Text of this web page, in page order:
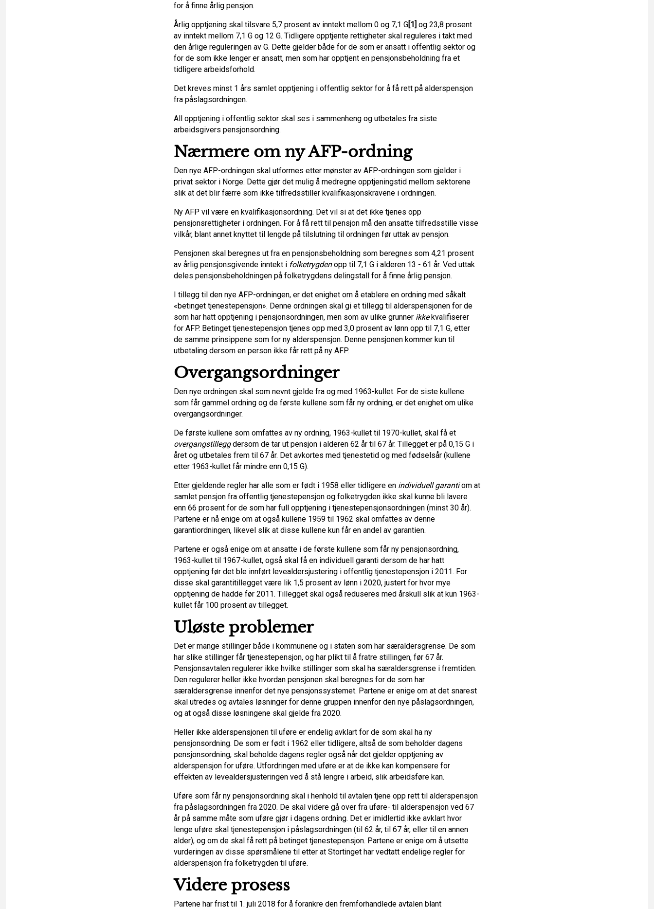
for å finne årlig pensjon.
Årlig opptjening skal tilsvare 5,7 prosent av inntekt mellom 0 og 7,1 G[1] og 23,8 prosent
av inntekt mellom 7,1 G og 12 G. Tidligere opptjente rettigheter skal reguleres i takt med
den årlige reguleringen av G. Dette gjelder både for de som er ansatt i offentlig sektor og
for de som ikke lenger er ansatt, men som har opptjent en pensjonsbeholdning fra et
tidligere arbeidsforhold.
Det kreves minst 1 års samlet opptjening i offentlig sektor for å få rett på alderspensjon
fra påslagsordningen.
All opptjening i offentlig sektor skal ses i sammenheng og utbetales fra siste
arbeidsgivers pensjonsordning.
Nærmere om ny AFP-ordning
Den nye AFP-ordningen skal utformes etter mønster av AFP-ordningen som gjelder i
privat sektor i Norge. Dette gjør det mulig å medregne opptjeningstid mellom sektorene
slik at det blir færre som ikke tilfredsstiller kvalifikasjonskravene i ordningen.
Ny AFP vil være en kvalifikasjonsordning. Det vil si at det ikke tjenes opp
pensjonsrettigheter i ordningen. For å få rett til pensjon må den ansatte tilfredsstille visse
vilkår, blant annet knyttet til lengde på tilslutning til ordningen før uttak av pensjon.
Pensjonen skal beregnes ut fra en pensjonsbeholdning som beregnes som 4,21 prosent
av årlig pensjonsgivende inntekt i folketrygdenopp til 7,1 G i alderen 13 - 61 år. Ved uttak
deles pensjonsbeholdningen på folketrygdens delingstall for å finne årlig pensjon.
I tillegg til den nye AFP-ordningen, er det enighet om å etablere en ordning med såkalt
«betinget tjenestepensjon». Denne ordningen skal gi et tillegg til alderspensjonen for de
som har hatt opptjening i pensjonsordningen, men som av ulike grunner ikkekvalifiserer
for AFP. Betinget tjenestepensjon tjenes opp med 3,0 prosent av lønn opp til 7,1 G, etter
de samme prinsippene som for ny alderspensjon. Denne pensjonen kommer kun til
utbetaling dersom en person ikke får rett på ny AFP.
Overgangsordninger
Den nye ordningen skal som nevnt gjelde fra og med 1963-kullet. For de siste kullene
som får gammel ordning og de første kullene som får ny ordning, er det enighet om ulike
overgangsordninger.
De første kullene som omfattes av ny ordning, 1963-kullet til 1970-kullet, skal få et
overgangstilleggdersom de tar ut pensjon i alderen 62 år til 67 år. Tillegget er på 0,15 G i
året og utbetales frem til 67 år. Det avkortes med tjenestetid og med fødselsår (kullene
etter 1963-kullet får mindre enn 0,15 G).
Etter gjeldende regler har alle som er født i 1958 eller tidligere en individuell garantiom at
samlet pensjon fra offentlig tjenestepensjon og folketrygden ikke skal kunne bli lavere
enn 66 prosent for de som har full opptjening i tjenestepensjonsordningen (minst 30 år).
Partene er nå enige om at også kullene 1959 til 1962 skal omfattes av denne
garantiordningen, likevel slik at disse kullene kun får en andel av garantien.
Partene er også enige om at ansatte i de første kullene som får ny pensjonsordning,
1963-kullet til 1967-kullet, også skal få en individuell garanti dersom de har hatt
opptjening før det ble innført levealdersjustering i offentlig tjenestepensjon i 2011. For
disse skal garantitillegget være lik 1,5 prosent av lønn i 2020, justert for hvor mye
opptjening de hadde før 2011. Tillegget skal også reduseres med årskull slik at kun 1963-
kullet får 100 prosent av tillegget.
Uløste problemer
Det er mange stillinger både i kommunene og i staten som har særaldersgrense. De som
har slike stillinger får tjenestepensjon, og har plikt til å fratre stillingen, før 67 år.
Pensjonsavtalen regulerer ikke hvilke stillinger som skal ha særaldersgrense i fremtiden.
Den regulerer heller ikke hvordan pensjonen skal beregnes for de som har
særaldersgrense innenfor det nye pensjonssystemet. Partene er enige om at det snarest
skal utredes og avtales løsninger for denne gruppen innenfor den nye påslagsordningen,
og at også disse løsningene skal gjelde fra 2020.
Heller ikke alderspensjonen til uføre er endelig avklart for de som skal ha ny
pensjonsordning. De som er født i 1962 eller tidligere, altså de som beholder dagens
pensjonsordning, skal beholde dagens regler også når det gjelder opptjening av
alderspensjon for uføre. Utfordringen med uføre er at de ikke kan kompensere for
effekten av levealdersjusteringen ved å stå lengre i arbeid, slik arbeidsføre kan.
Uføre som får ny pensjonsordning skal i henhold til avtalen tjene opp rett til alderspensjon
fra påslagsordningen fra 2020. De skal videre gå over fra uføre- til alderspensjon ved 67
år på samme måte som uføre gjør i dagens ordning. Det er imidlertid ikke avklart hvor
lenge uføre skal tjenestepensjon i påslagsordningen (til 62 år, til 67 år, eller til en annen
alder), og om de skal få rett på betinget tjenestepensjon. Partene er enige om å utsette
vurderingen av disse spørsmålene til etter at Stortinget har vedtatt endelige regler for
alderspensjon fra folketrygden til uføre.
Videre prosess
Partene har frist til 1. juli 2018 for å forankre den fremforhandlede avtalen blant